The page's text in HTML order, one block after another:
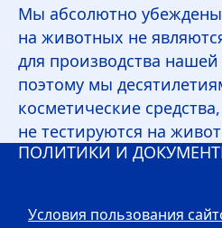
Мы абсолютно
на животных не
для производства
поэтому мы
косметические
не тестируются на
ПОЛИТИКИ И
Условия пользования